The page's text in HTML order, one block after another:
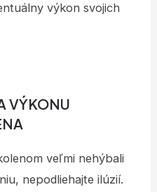
výkon svojich
VÝKONU
veľmi nehýbali
nepodliehajte ilúzií.